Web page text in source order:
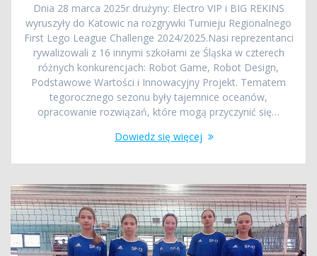
Dnia 28 marca 2025r drużyny: Electro VIP i BIG REKINS
wyruszyły do Katowic na rozgrywki Turnieju Regionalnego
First Lego League Challenge 2024/2025.Nasi reprezentanci
rywalizowali z 16 innymi szkołami ze Śląska w czterech
różnych konkurencjach: Robot Game, Robot Design,
Podstawowe Wartości i Innowacyjny Projekt. Tematem
tegorocznego sezonu były tajemnice oceanów,
opracowanie rozwiązań, które mogą przyczynić się…
Dowiedz się więcej